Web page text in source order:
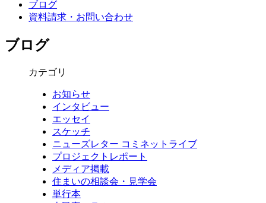
ブログ
資料請求・ お問い合わせ
ブログ
カテゴリ
お知らせ
インタビュー
エッセイ
スケッチ
ニューズレター コミネットライブ
プロジェクトレポート
メディア掲載
住まいの相談会・見学会
単行本